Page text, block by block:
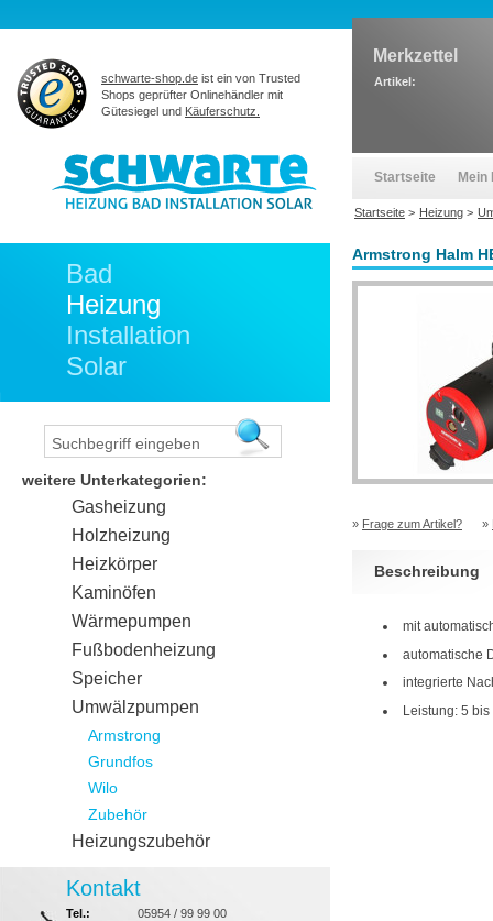
Armstrong Halm
» Frage zum Artikel? »
Beschreibung
mit
automatische
integrierte
Leistung: 5 bis
Bad
Heizung
Installation
Solar
weitere Unterkategorien:
Gasheizung
Holzheizung
Heizkörper
Kaminöfen
Wärmepumpen
Fußbodenheizung
Speicher
Umwälzpumpen
Armstrong
Grundfos
Wilo
Zubehör
Heizungszubehör
Kontakt
Tel.:
05954 / 99 99 00
schwarte-shop.de ist ein von Trusted
Shops geprüfter Onlinehändler mit
Gütesiegel und Käuferschutz.
Merkzettel
Artikel:
Startseite Mein
Startseite > Heizung >